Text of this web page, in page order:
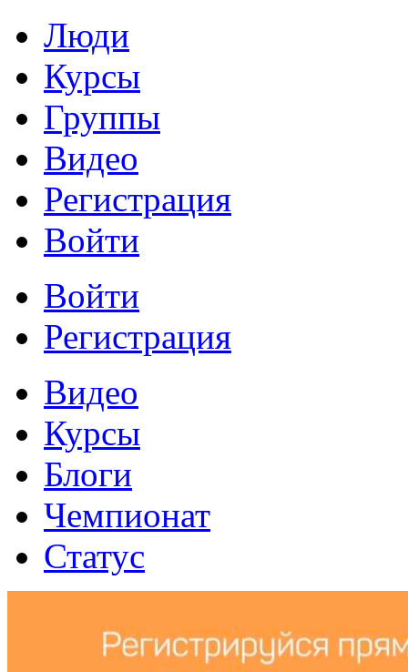
Люди
Курсы
Группы
Видео
Регистрация
Войти
Войти
Регистрация
Видео
Курсы
Блоги
Чемпионат
Статус